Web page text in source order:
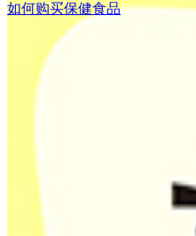
如何购买保健食品